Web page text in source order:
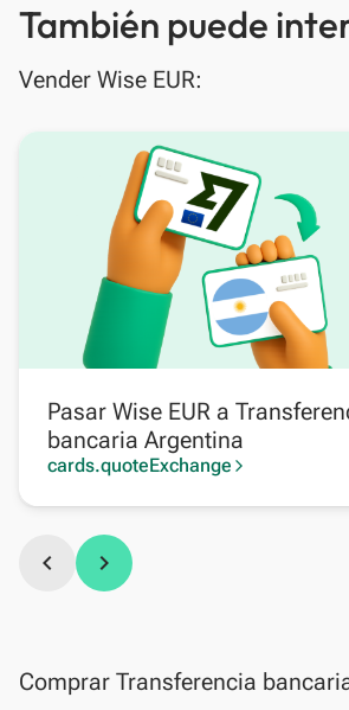
También puede
Vender Wise EUR:
Pasar Wise EUR a
bancaria Argentina
cards.quoteExchange arrow_forward_ios
chevron_left chevron_right
Comprar Transferencia